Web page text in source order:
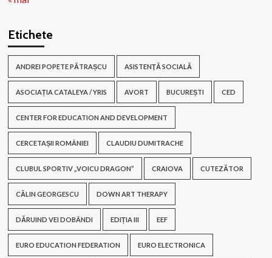
Etichete
ANDREI POPETE PĂTRAȘCU ASISTENŢĂ SOCIALĂ
ASOCIAȚIA CATALEYA / YRIS AVORT BUCUREȘTI CED
CENTER FOR EDUCATION AND DEVELOPMENT
CERCETAȘII ROMÂNIEI CLAUDIU DUMITRACHE
CLUBUL SPORTIV „VOICU DRAGON” CRAIOVA CUTEZĂTOR
CĂLIN GEORGESCU DOWN ART THERAPY
DĂRUIND VEI DOBÂNDI EDIȚIA III EEF
EURO EDUCATION FEDERATION EURO ELECTRONICA